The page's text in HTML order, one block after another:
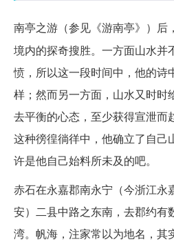
南亭之游（参见《游南亭》）后
境内的探奇搜胜。一方面山水并
愤，所以这一段时间中，他的诗
样；然而另一方面，山水又时时
去平衡的心态，至少获得宣泄而
这种徬徨徜徉中，他确立了自己
许是他自己始料所未及的吧。
赤石在永嘉郡南永宁（今浙江永
安）二县中路之东南，去郡约有
湾。帆海，注家常以为地名，其